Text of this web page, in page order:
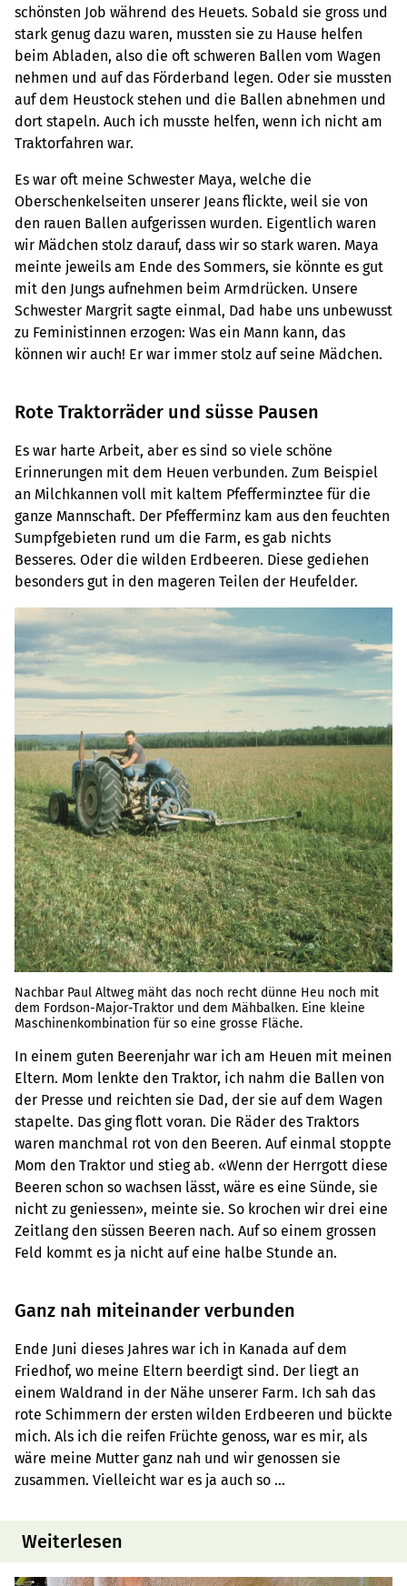
schönsten Job während des Heuets. Sobald sie gross und
stark genug dazu waren, mussten sie zu Hause helfen
beim Abladen, also die oft schweren Ballen vom Wagen
nehmen und auf das Förderband legen. Oder sie mussten
auf dem Heustock stehen und die Ballen abnehmen und
dort stapeln. Auch ich musste helfen, wenn ich nicht am
Traktorfahren war.
Es war oft meine Schwester Maya, welche die
Oberschenkelseiten unserer Jeans flickte, weil sie von
den rauen Ballen aufgerissen wurden. Eigentlich waren
wir Mädchen stolz darauf, dass wir so stark waren. Maya
meinte jeweils am Ende des Sommers, sie könnte es gut
mit den Jungs aufnehmen beim Armdrücken. Unsere
Schwester Margrit sagte einmal, Dad habe uns unbewusst
zu Feministinnen erzogen: Was ein Mann kann, das
können wir auch! Er war immer stolz auf seine Mädchen.
Rote Traktorräder und süsse Pausen
Es war harte Arbeit, aber es sind so viele schöne
Erinnerungen mit dem Heuen verbunden. Zum Beispiel
an Milchkannen voll mit kaltem Pfefferminztee für die
ganze Mannschaft. Der Pfefferminz kam aus den feuchten
Sumpfgebieten rund um die Farm, es gab nichts
Besseres. Oder die wilden Erdbeeren. Diese gediehen
besonders gut in den mageren Teilen der Heufelder.
Nachbar Paul Altweg mäht das noch recht dünne Heu noch mit
dem Fordson-Major-Traktor und dem Mähbalken. Eine kleine
Maschinenkombination für so eine grosse Fläche.
In einem guten Beerenjahr war ich am Heuen mit meinen
Eltern. Mom lenkte den Traktor, ich nahm die Ballen von
der Presse und reichten sie Dad, der sie auf dem Wagen
stapelte. Das ging flott voran. Die Räder des Traktors
waren manchmal rot von den Beeren. Auf einmal stoppte
Mom den Traktor und stieg ab. «Wenn der Herrgott diese
Beeren schon so wachsen lässt, wäre es eine Sünde, sie
nicht zu geniessen», meinte sie. So krochen wir drei eine
Zeitlang den süssen Beeren nach. Auf so einem grossen
Feld kommt es ja nicht auf eine halbe Stunde an.
Ganz nah miteinander verbunden
Ende Juni dieses Jahres war ich in Kanada auf dem
Friedhof, wo meine Eltern beerdigt sind. Der liegt an
einem Waldrand in der Nähe unserer Farm. Ich sah das
rote Schimmern der ersten wilden Erdbeeren und bückte
mich. Als ich die reifen Früchte genoss, war es mir, als
wäre meine Mutter ganz nah und wir genossen sie
zusammen. Vielleicht war es ja auch so …
Weiterlesen